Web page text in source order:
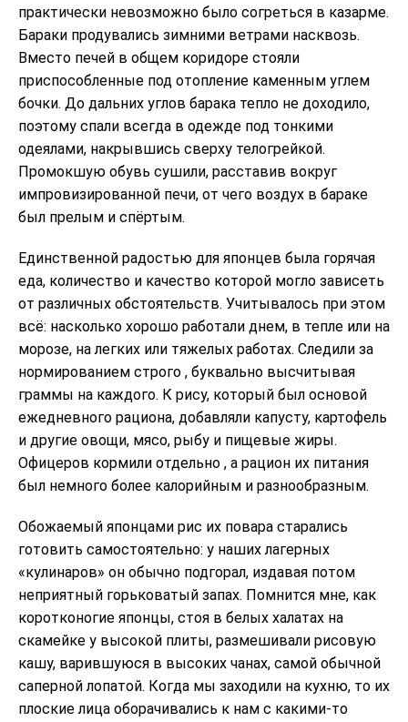
практически невозможно было согреться в казарме.
Бараки продувались зимними ветрами насквозь.
Вместо печей в общем коридоре стояли
приспособленные под отопление каменным углем
бочки. До дальних углов барака тепло не доходило,
поэтому спали всегда в одежде под тонкими
одеялами, накрывшись сверху телогрейкой.
Промокшую обувь сушили, расставив вокруг
импровизированной печи, от чего воздух в бараке
был прелым и спёртым.
Единственной радостью для японцев была горячая
еда, количество и качество которой могло зависеть
от различных обстоятельств. Учитывалось при этом
всё: насколько хорошо работали днем, в тепле или на
морозе, на легких или тяжелых работах. Следили за
нормированием строго , буквально высчитывая
граммы на каждого. К рису, который был основой
ежедневного рациона, добавляли капусту, картофель
и другие овощи, мясо, рыбу и пищевые жиры.
Офицеров кормили отдельно , а рацион их питания
был немного более калорийным и разнообразным.
Обожаемый японцами рис их повара старались
готовить самостоятельно: у наших лагерных
«кулинаров» он обычно подгорал, издавая потом
неприятный горьковатый запах. Помнится мне, как
коротконогие японцы, стоя в белых халатах на
скамейке у высокой плиты, размешивали рисовую
кашу, варившуюся в высоких чанах, самой обычной
саперной лопатой. Когда мы заходили на кухню, то их
плоские лица оборачивались к нам с какими-то